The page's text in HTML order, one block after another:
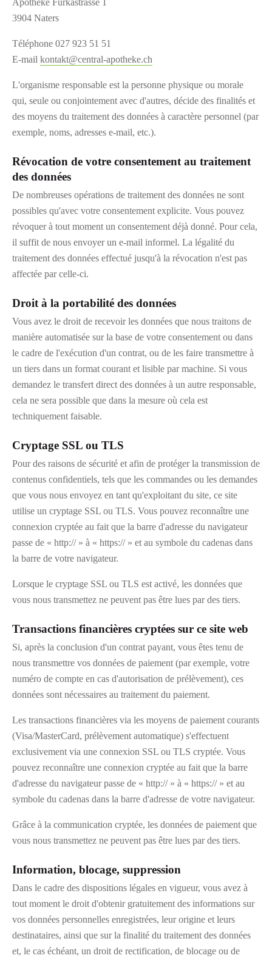
Apotheke Furkastrasse 1
3904 Naters
Téléphone 027 923 51 51
E-mail kontakt@central-apotheke.ch
L'organisme responsable est la personne physique ou morale
qui, seule ou conjointement avec d'autres, décide des finalités et
des moyens du traitement des données à caractère personnel (par
exemple, noms, adresses e-mail, etc.).
Révocation de votre consentement au traitement
des données
De nombreuses opérations de traitement des données ne sont
possibles qu'avec votre consentement explicite. Vous pouvez
révoquer à tout moment un consentement déjà donné. Pour cela,
il suffit de nous envoyer un e-mail informel. La légalité du
traitement des données effectué jusqu'à la révocation n'est pas
affectée par celle-ci.
Droit à la portabilité des données
Vous avez le droit de recevoir les données que nous traitons de
manière automatisée sur la base de votre consentement ou dans
le cadre de l'exécution d'un contrat, ou de les faire transmettre à
un tiers dans un format courant et lisible par machine. Si vous
demandez le transfert direct des données à un autre responsable,
cela ne sera possible que dans la mesure où cela est
techniquement faisable.
Cryptage SSL ou TLS
Pour des raisons de sécurité et afin de protéger la transmission de
contenus confidentiels, tels que les commandes ou les demandes
que vous nous envoyez en tant qu'exploitant du site, ce site
utilise un cryptage SSL ou TLS. Vous pouvez reconnaître une
connexion cryptée au fait que la barre d'adresse du navigateur
passe de « http:// » à « https:// » et au symbole du cadenas dans
la barre de votre navigateur.
Lorsque le cryptage SSL ou TLS est activé, les données que
vous nous transmettez ne peuvent pas être lues par des tiers.
Transactions financières cryptées sur ce site web
Si, après la conclusion d'un contrat payant, vous êtes tenu de
nous transmettre vos données de paiement (par exemple, votre
numéro de compte en cas d'autorisation de prélèvement), ces
données sont nécessaires au traitement du paiement.
Les transactions financières via les moyens de paiement courants
(Visa/MasterCard, prélèvement automatique) s'effectuent
exclusivement via une connexion SSL ou TLS cryptée. Vous
pouvez reconnaître une connexion cryptée au fait que la barre
d'adresse du navigateur passe de « http:// » à « https:// » et au
symbole du cadenas dans la barre d'adresse de votre navigateur.
Grâce à la communication cryptée, les données de paiement que
vous nous transmettez ne peuvent pas être lues par des tiers.
Information, blocage, suppression
Dans le cadre des dispositions légales en vigueur, vous avez à
tout moment le droit d'obtenir gratuitement des informations sur
vos données personnelles enregistrées, leur origine et leurs
destinataires, ainsi que sur la finalité du traitement des données
et, le cas échéant, un droit de rectification, de blocage ou de